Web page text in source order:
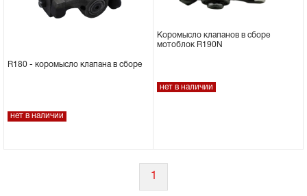
R180 - коромысло клапана в сборе
нет в наличии
Коромысло клапанов в сборе
мотоблок R190N
нет в наличии